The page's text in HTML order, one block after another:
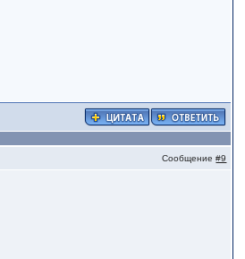
Сообщение#9